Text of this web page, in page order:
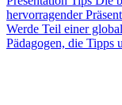
hervorragender
Werde Teil einer
Pädagogen, die Tipps